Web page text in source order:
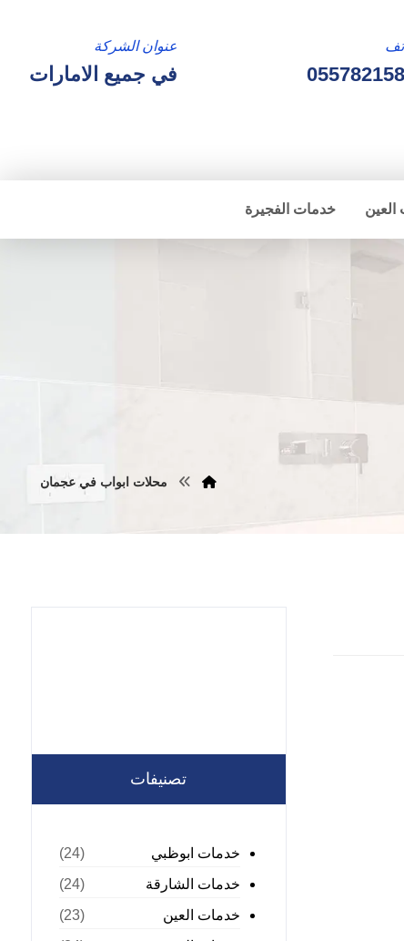
عنوان الشركة
في جميع الامارات
خدمات الفجيرة
محلات ابواب في عجمان
تصنيفات
خدمات ابوظبي
(24)
خدمات الشارقة
(24)
خدمات العين
(23)